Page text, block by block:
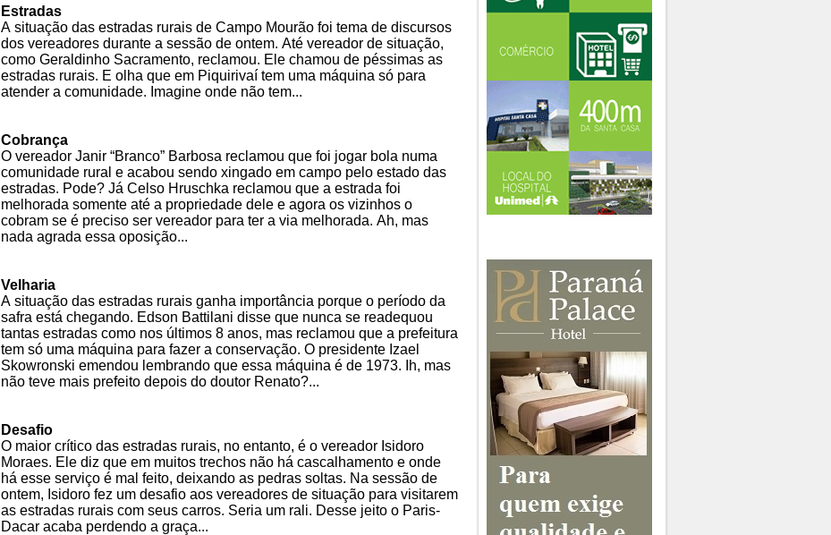
Estradas
A situação das estradas rurais de Campo Mourão foi tema de discursos
dos vereadores durante a sessão de ontem. Até vereador de situação,
como Geraldinho Sacramento, reclamou. Ele chamou de péssimas as
estradas rurais. E olha que em Piquirivaí tem uma máquina só para
atender a comunidade. Imagine onde não tem...
Cobrança
O vereador Janir “Branco” Barbosa reclamou que foi jogar bola numa
comunidade rural e acabou sendo xingado em campo pelo estado das
estradas. Pode? Já Celso Hruschka reclamou que a estrada foi
melhorada somente até a propriedade dele e agora os vizinhos o
cobram se é preciso ser vereador para ter a via melhorada. Ah, mas
nada agrada essa oposição...
Velharia
A situação das estradas rurais ganha importância porque o período da
safra está chegando. Edson Battilani disse que nunca se readequou
tantas estradas como nos últimos 8 anos, mas reclamou que a prefeitura
tem só uma máquina para fazer a conservação. O presidente Izael
Skowronski emendou lembrando que essa máquina é de 1973. Ih, mas
não teve mais prefeito depois do doutor Renato?...
Desafio
O maior crítico das estradas rurais, no entanto, é o vereador Isidoro
Moraes. Ele diz que em muitos trechos não há cascalhamento e onde
há esse serviço é mal feito, deixando as pedras soltas. Na sessão de
ontem, Isidoro fez um desafio aos vereadores de situação para visitarem
as estradas rurais com seus carros. Seria um rali. Desse jeito o Paris-
Dacar acaba perdendo a graça...